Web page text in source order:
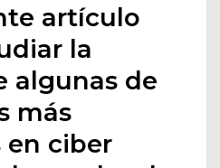
artículo
la
algunas de
más
ciber